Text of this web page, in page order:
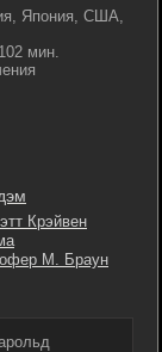
Япония, США,
102 мин.
Крэйвен
М. Браун